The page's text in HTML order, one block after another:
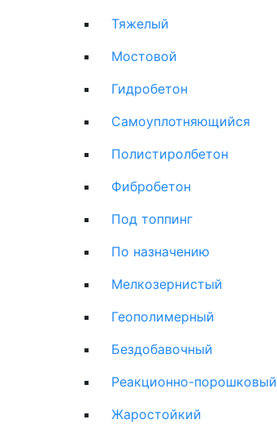
Тяжелый
Мостовой
Гидробетон
Самоуплотняющийся
Полистиролбетон
Фибробетон
Под топпинг
По назначению
Мелкозернистый
Геополимерный
Бездобавочный
Реакционно-порошковый
Жаростойкий